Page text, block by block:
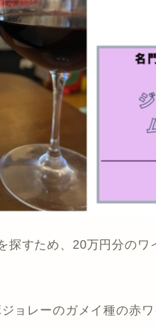
探すため、20万円分の
ョレーのガメイ種の赤